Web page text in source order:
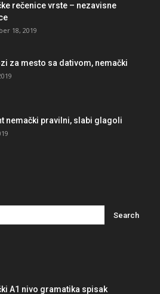
rečenice vrste – nezavisne
18, 2019
za mesto sa dativom, nemački
nemački pravilni, slabi glagoli
A1 nivo gramatika spisak